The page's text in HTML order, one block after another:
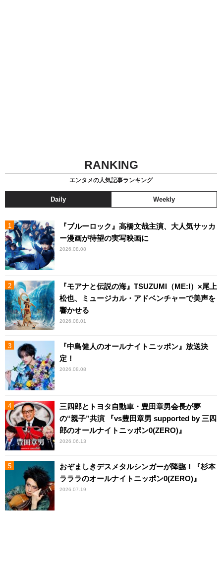
RANKING
エンタメの人気記事ランキング
Daily Weekly
『ブルーロック』高橋文哉主演、大人気サッカ
ー漫画が待望の実写映画に
2026.08.08
『モアナと伝説の海』TSUZUMI（ME:I）×尾上
松也、ミュージカル・アドベンチャーで美声を
響かせる
2026.08.01
『中島健人のオールナイトニッポン』放送決
定！
2026.08.08
三四郎とトヨタ自動車・豊田章男会長が夢
の“親子”共演 『vs豊田章男 supported by 三四
郎のオールナイトニッポン0(ZERO)』
2026.06.13
おぞましきデスメタルシンガーが降臨！『杉本
ラララのオールナイトニッポン0(ZERO)』
2026.07.19